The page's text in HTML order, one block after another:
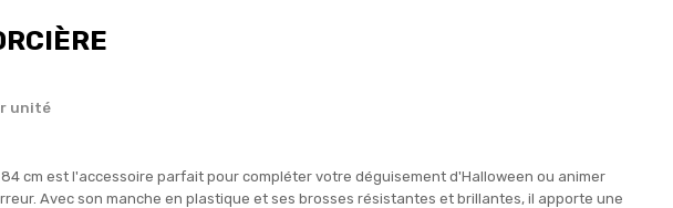
unité
cm est l'accessoire parfait pour compléter votre déguisement d'Halloween ou animer
Avec son manche en plastique et ses brosses résistantes et brillantes, il apporte une